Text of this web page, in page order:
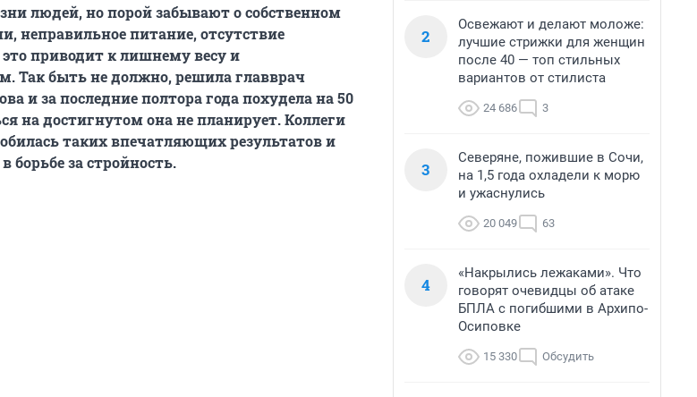
людей, но порой забывают о собственном
неправильное питание, отсутствие
приводит к лишнему весу и
Так быть не должно, решила главврач
и за последние полтора года похудела на 50
на достигнутом она не планирует. Коллеги
таких впечатляющих результатов и
борьбе за стройность.
2
Освежают и делают моложе:
лучшие стрижки для женщин
после 40 — топ стильных
вариантов от стилиста
24 686 3
3
Северяне, пожившие в Сочи,
на 1,5 года охладели к морю
и ужаснулись
20 049 63
4
«Накрылись лежаками». Что
говорят очевидцы об атаке
БПЛА с погибшими в Архипо-
Осиповке
15 330 Обсудить